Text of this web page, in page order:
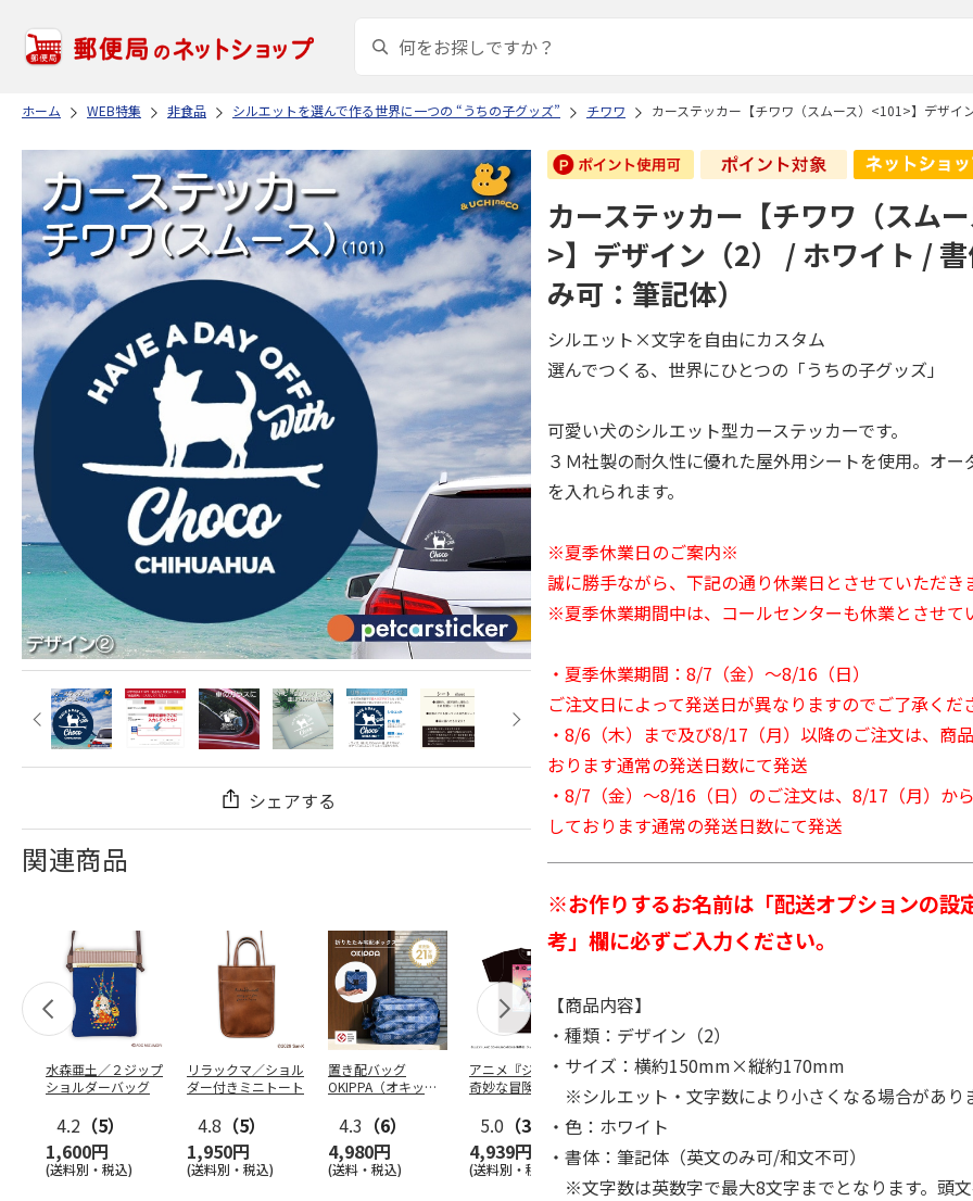
ホーム WEB特集 非食品 シルエットを選んで作る世界に一つの “うちの子グッズ” チワワ カーステッカー【チワワ（スムース）<101>】デザイ
シェアする
関連商品
水森亜土／２ジップ
ショルダーバッグ
4.2 （5）
1,600円
(送料別・税込)
リラックマ／ショル
ダー付きミニトート
4.8 （5）
1,950円
(送料別・税込)
置き配バッグ
OKIPPA（オキッ
4.3 （6）
4,980円
(送料・税込)
アニメ『ジョジョの
奇妙な冒険 黄金の
…
5.0 （3）
4,939円
(送料別・税込)
コジコジ／ショルダ
ー付きバッグ
4.5（6）
1,760円
(送料別・税込)
アニメ『ジョジョの
奇妙な冒険 黄金の
風』CITY POP …
3,839円
(送料別・税込)
冒険 スターダ
クルセイダー
カーステッカー【チワワ（スム
>】デザイン（2） / ホワイト /
み可：筆記体）
シルエット×文字を自由にカスタム
選んでつくる、世界にひとつの「うちの子グッズ」
可愛い犬のシルエット型カーステッカーです。
３Ｍ社製の耐久性に優れた屋外用シートを使用。オー
を入れられます。
※夏季休業日のご案内※
誠に勝手ながら、下記の通り休業日とさせていただき
※夏季休業期間中は、コールセンターも休業とさせて
・夏季休業期間：8/7（金）～8/16（日）
ご注文日によって発送日が異なりますのでご了承くだ
・8/6（木）まで及び8/17（月）以降のご注文は、商
おります通常の発送日数にて発送
・8/7（金）～8/16（日）のご注文は、8/17（月）か
しております通常の発送日数にて発送
※お作りするお名前は「配送オプションの設
考」欄に必ずご入力ください。
【商品内容】
・種類：デザイン（2）
・サイズ：横約150mm×縦約170mm
※シルエット・文字数により小さくなる場合があり
・色：ホワイト
・書体：筆記体（英文のみ可/和文不可）
※文字数は英数字で最大8文字までとなります。頭